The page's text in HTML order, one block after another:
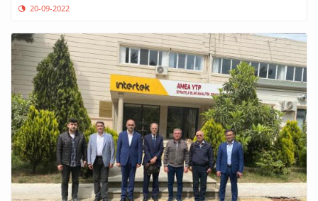
20-09-2022